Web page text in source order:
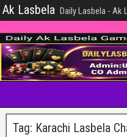
Ak Lasbela Daily Lasbela - Ak
Tag: Karachi Lasbela